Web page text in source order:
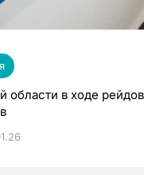
области в ходе